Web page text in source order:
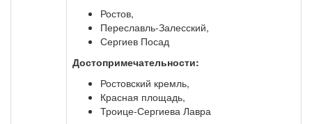
Ростов,
Переславль-Залесский,
Сергиев Посад
Достопримечательности:
Ростовский кремль,
Красная площадь,
Троице-Сергиева Лавра